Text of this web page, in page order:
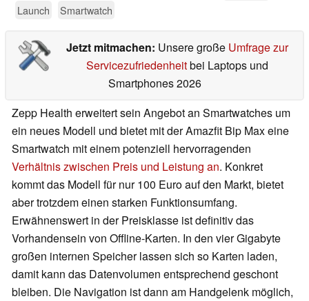
Launch
Smartwatch
Jetzt mitmachen: Unsere große Umfrage zur
Servicezufriedenheitbei Laptops und
Smartphones 2026
Zepp Health erweitert sein Angebot an Smartwatches um
ein neues Modell und bietet mit der Amazfit Bip Max eine
Smartwatch mit einem potenziell hervorragenden
Verhältnis zwischen Preis und Leistung an. Konkret
kommt das Modell für nur 100 Euro auf den Markt, bietet
aber trotzdem einen starken Funktionsumfang.
Erwähnenswert in der Preisklasse ist definitiv das
Vorhandensein von Offline-Karten. In den vier Gigabyte
großen internen Speicher lassen sich so Karten laden,
damit kann das Datenvolumen entsprechend geschont
bleiben. Die Navigation ist dann am Handgelenk möglich,